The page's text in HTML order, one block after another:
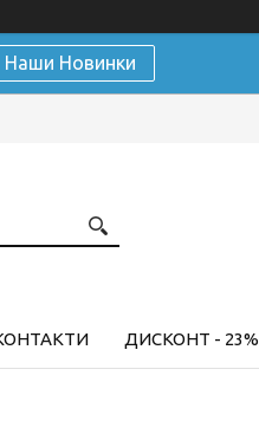
Наши Новинки
ДИСКОНТ - 23%